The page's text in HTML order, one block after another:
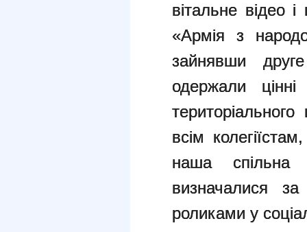
вітальне відео
«Армія з
зайнявши
одержали
всім
наша спільна
визначалися за
роликами у